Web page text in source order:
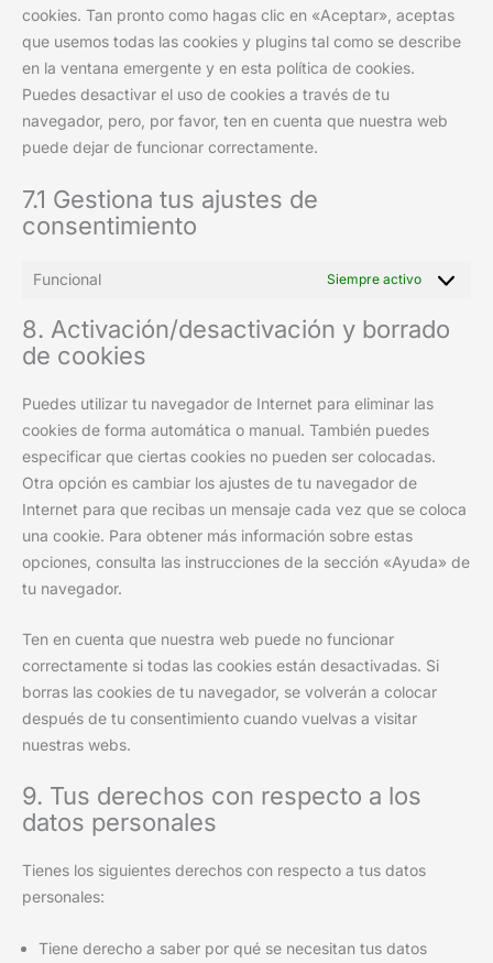
cookies. Tan pronto como hagas clic en «Aceptar», aceptas
que usemos todas las cookies y plugins tal como se describe
en la ventana emergente y en esta política de cookies.
Puedes desactivar el uso de cookies a través de tu
navegador, pero, por favor, ten en cuenta que nuestra web
puede dejar de funcionar correctamente.
7.1 Gestiona tus ajustes de
consentimiento
Funcional Siempre activo
8. Activación/desactivación y borrado
de cookies
Puedes utilizar tu navegador de Internet para eliminar las
cookies de forma automática o manual. También puedes
especificar que ciertas cookies no pueden ser colocadas.
Otra opción es cambiar los ajustes de tu navegador de
Internet para que recibas un mensaje cada vez que se coloca
una cookie. Para obtener más información sobre estas
opciones, consulta las instrucciones de la sección «Ayuda» de
tu navegador.
Ten en cuenta que nuestra web puede no funcionar
correctamente si todas las cookies están desactivadas. Si
borras las cookies de tu navegador, se volverán a colocar
después de tu consentimiento cuando vuelvas a visitar
nuestras webs.
9. Tus derechos con respecto a los
datos personales
Tienes los siguientes derechos con respecto a tus datos
personales:
Tiene derecho a saber por qué se necesitan tus datos